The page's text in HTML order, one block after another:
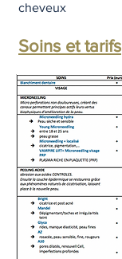
cheveux
Soins et tarifs